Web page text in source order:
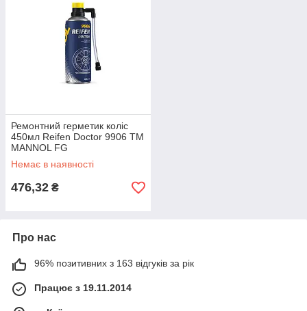
Ремонтний герметик коліс
450мл Reifen Doctor 9906 ТМ
MANNOL FG
Немає в наявності
476,32 ₴
Про нас
96% позитивних з 163 відгуків за рік
Працює з 19.11.2014